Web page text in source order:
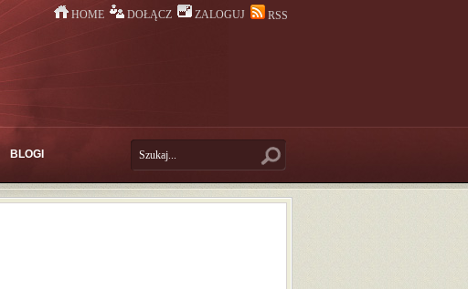
HOME DOŁĄCZ ZALOGUJ RSS
BLOGI